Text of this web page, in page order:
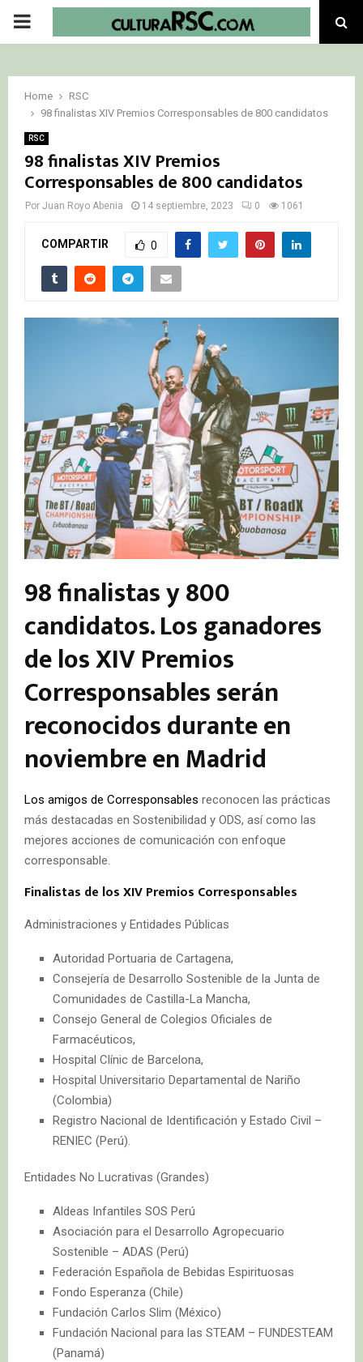
PRIMARY
Home
RSC
98 finalistas XIV Premios Corresponsables de 800 candidatos
RSC
98 finalistas XIV Premios
Corresponsables de 800 candidatos
Por Juan Royo Abenia 14 septiembre, 2023 0 1061
COMPARTIR 0
98 finalistas y 800
candidatos. Los ganadores
de los XIV Premios
Corresponsables serán
reconocidos durante en
noviembre en Madrid
Los amigos de Corresponsables reconocen las prácticas
más destacadas en Sostenibilidad y ODS, así como las
mejores acciones de comunicación con enfoque
corresponsable.
Finalistas de los XIV Premios Corresponsables
Administraciones y Entidades Públicas
Autoridad Portuaria de Cartagena,
Consejería de Desarrollo Sostenible de la Junta de
Comunidades de Castilla-La Mancha,
Consejo General de Colegios Oficiales de
Farmacéuticos,
Hospital Clínic de Barcelona,
Hospital Universitario Departamental de Nariño
(Colombia)
Registro Nacional de Identificación y Estado Civil –
RENIEC (Perú).
Entidades No Lucrativas (Grandes)
Aldeas Infantiles SOS Perú
Asociación para el Desarrollo Agropecuario
Sostenible – ADAS (Perú)
Federación Española de Bebidas Espirituosas
Fondo Esperanza (Chile)
Fundación Carlos Slim (México)
Fundación Nacional para las STEAM – FUNDESTEAM
(Panamá)